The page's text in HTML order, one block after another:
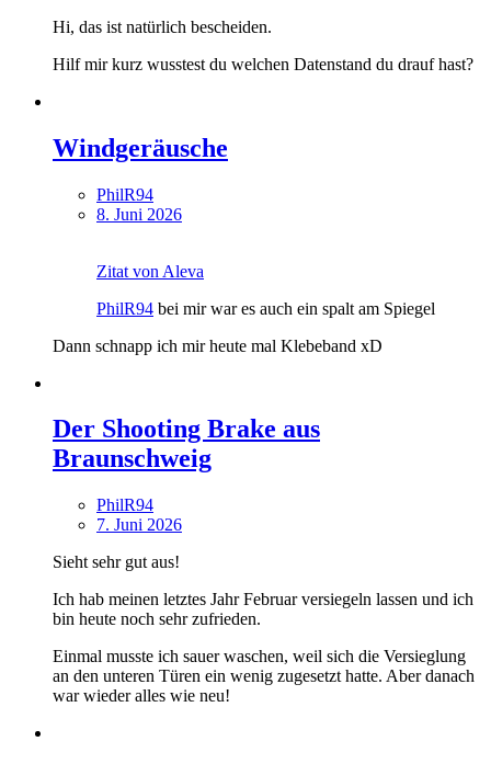
Hi, das ist natürlich bescheiden.
Hilf mir kurz wusstest du welchen Datenstand du drauf hast?
Windgeräusche
PhilR94
8. Juni 2026
Zitat von Aleva
PhilR94 bei mir war es auch ein spalt am Spiegel
Dann schnapp ich mir heute mal Klebeband xD
Der Shooting Brake aus
Braunschweig
PhilR94
7. Juni 2026
Sieht sehr gut aus!
Ich hab meinen letztes Jahr Februar versiegeln lassen und ich
bin heute noch sehr zufrieden.
Einmal musste ich sauer waschen, weil sich die Versieglung
an den unteren Türen ein wenig zugesetzt hatte. Aber danach
war wieder alles wie neu!